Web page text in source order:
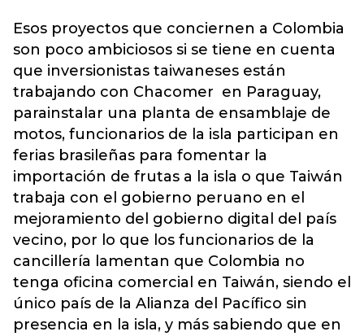
Esos proyectos que conciernen a Colombia
son poco ambiciosos si se tiene en cuenta
que inversionistas taiwaneses están
trabajando con Chacomer en Paraguay,
parainstalar una planta de ensamblaje de
motos, funcionarios de la isla participan en
ferias brasileñas para fomentar la
importación de frutas a la isla o que Taiwán
trabaja con el gobierno peruano en el
mejoramiento del gobierno digital del país
vecino, por lo que los funcionarios de la
cancillería lamentan que Colombia no
tenga oficina comercial en Taiwán, siendo el
único país de la Alianza del Pacífico sin
presencia en la isla, y más sabiendo que en